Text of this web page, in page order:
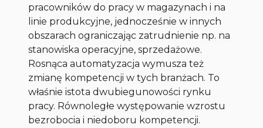
pracowników do pracy w magazynach i na
linie produkcyjne, jednocześnie w innych
obszarach ograniczając zatrudnienie np. na
stanowiska operacyjne, sprzedażowe.
Rosnąca automatyzacja wymusza też
zmianę kompetencji w tych branżach. To
właśnie istota dwubiegunowości rynku
pracy. Równoległe występowanie wzrostu
bezrobocia i niedoboru kompetencji.